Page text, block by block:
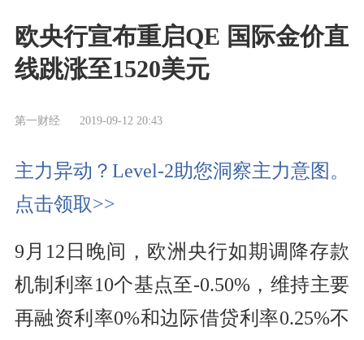
欧央行宣布重启QE 国际金价直
线跳涨至1520美元
第一财经 2019-09-12 20:43
主力异动？Level-2助您洞察主力意图。
点击领取>>
9月12日晚间，欧洲央行如期调降存款
机制 利率10个基点至-0.50%，维持主要
再融资利率0%和边际借贷利率0.25%不